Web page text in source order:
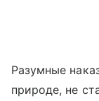
Разумные
природе, не